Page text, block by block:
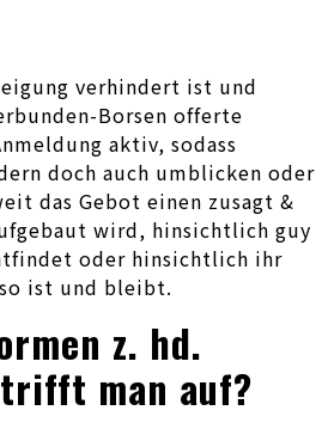
verhindert ist und
Borsen offerte
aktiv, sodass
doch auch umblicken oder
das Gebot einen zusagt &
wird, hinsichtlich guy
oder hinsichtlich ihr
ist und bleibt.
z. hd.
man auf?